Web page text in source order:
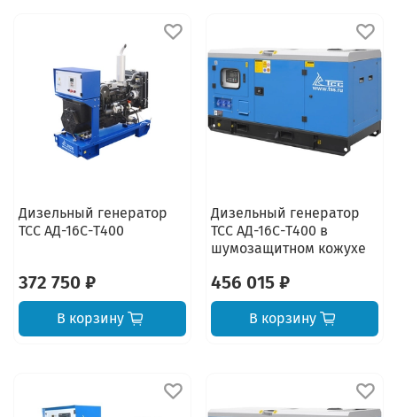
Дизельный генератор
ТСС АД-16С-Т400
372 750 ₽
В корзину
Дизельный генератор
ТСС АД-16С-Т400 в
шумозащитном кожухе
456 015 ₽
В корзину